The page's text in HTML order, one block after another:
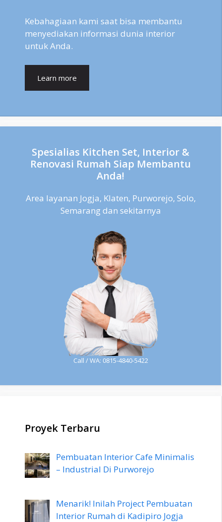
Kebahagiaan kami saat bisa membantu
menyediakan informasi dunia interior
untuk Anda.
Learn more
Spesialias Kitchen Set, Interior &
Renovasi Rumah Siap Membantu
Anda!
Area layanan Jogja, Klaten, Purworejo, Solo,
Semarang dan sekitarnya
Call / WA: 0815-4840-5422
Proyek Terbaru
Pembuatan Interior Cafe Minimalis
– Industrial Di Purworejo
Menarik! Inilah Project Pembuatan
Interior Rumah di Kadipiro Jogja